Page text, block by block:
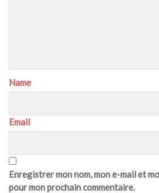
Name
Email
Enregistrer mon nom, mon e-mail et
pour mon prochain commentaire.